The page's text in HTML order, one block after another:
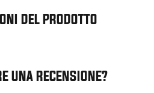
DEL PRODOTTO
UNA RECENSIONE?